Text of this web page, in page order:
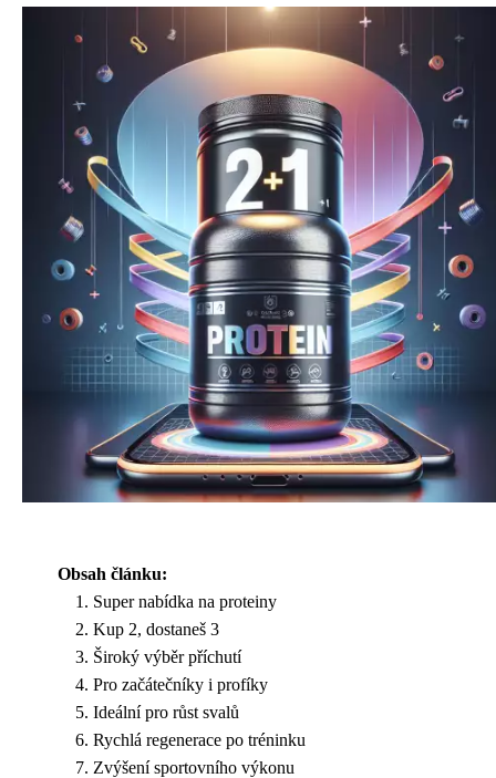
Obsah článku:
Super nabídka na proteiny
Kup 2, dostaneš 3
Široký výběr příchutí
Pro začátečníky i profíky
Ideální pro růst svalů
Rychlá regenerace po tréninku
Zvýšení sportovního výkonu